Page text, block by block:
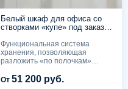
Белый шкаф для офиса со
створками «купе» под заказ
Функциональная система
хранения, позволяющая
разложить «по полочкам»
От 51 200 руб.